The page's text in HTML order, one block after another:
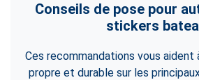
Conseils de pose pour
stickers
Ces recommandations vous aident
propre et durable sur les